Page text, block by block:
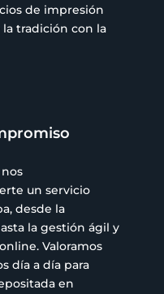
de impresión
tradición con la
nos
un servicio
desde la
la gestión ágil y
Valoramos
día a día para
en